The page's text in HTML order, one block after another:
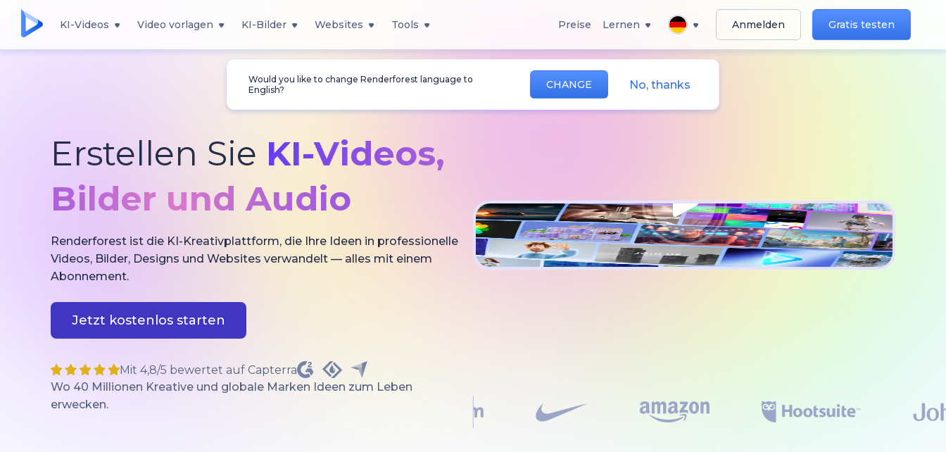
KI-Videos Video vorlagen KI-Bilder Websites Tools Preise Lernen Anmelden Gratis testen
Would you like to change Renderforest language to
English?
CHANGE No, thanks
Erstellen Sie KI-Videos,
Bilder und Audio
Renderforest ist die KI-Kreativplattform, die Ihre Ideen in professionelle
Videos, Bilder, Designs und Websites verwandelt — alles mit einem
Abonnement.
Jetzt kostenlos starten
Mit 4,8/5 bewertet auf Capterra
Wo 40 Millionen Kreative und globale Marken Ideen zum Leben
erwecken.